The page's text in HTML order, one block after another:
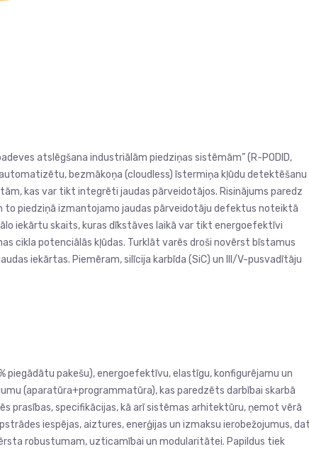
atslēgšana industriālām piedziņas sistēmām” (R-PODID,
bezmākoņa (cloudless) īstermiņa kļūdu detektēšanu
kas var tikt integrēti jaudas pārveidotājos. Risinājums paredz
to piedziņā izmantojamo jaudas pārveidotāju defektus noteiktā
iekārtu skaits, kuras dīkstāves laikā var tikt energoefektīvi
cikla potenciālās kļūdas. Turklāt varēs droši novērst bīstamus
iekārtas. Piemēram, silīcija karbīda (SiC) un III/V-pusvadītāju
pakešu), energoefektīvu, elastīgu, konfigurējamu un
(aparatūra+programmatūra), kas paredzēts darbībai skarbā
prasības, specifikācijas, kā arī sistēmas arhitektūru, ņemot vērā
iespējas, aiztures, enerģijas un izmaksu ierobežojumus,
robustumam, uzticamībai un modularitātei. Papildus tiek